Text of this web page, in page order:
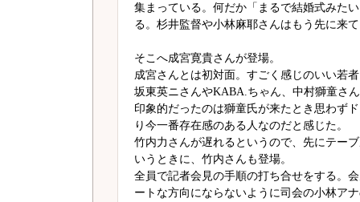
集まっている。何だか「まるで結婚式みた
る。杉井監督や小林麻耶さんはもう先に来
そこへ成宮寛貴さんが登場。
成宮さんとは初対面。すごく感じのいい若
坂東英ニさんやKABA.ちゃん、中村獅童さ
印象的だったのは獅童氏が来たとき思わず
り今一番存在感のある人なのだと感じた。
竹内力さんが遅れるというので、先にテー
いうときに、竹内さんも登場。
全員で記者会見の手順の打ち合せをする。
ートな方向にならないように司会の小林ア